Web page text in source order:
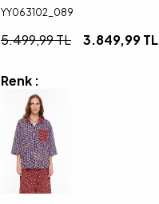
YY063102_089
5.499,99TL 3.849,99TL
Renk :